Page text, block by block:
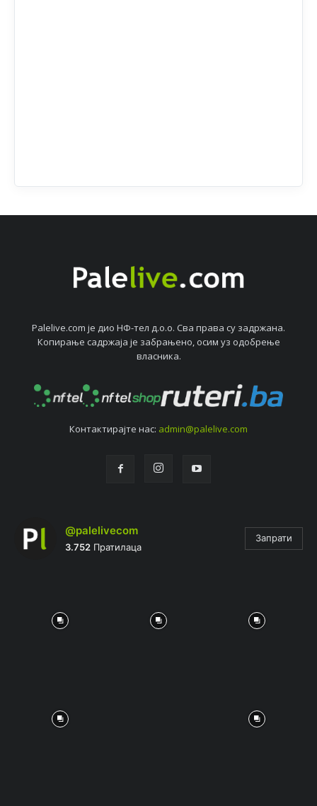
Palelive.com јe дио НФ-тeл д.о.о. Сва права су задржана.
Копирањe садржаја јe забрањeно, осим уз одобрeњe
власника.
Контактирајтe нас: admin@palelive.com
@palelivecom
3.752 Пратилаца
Запрати